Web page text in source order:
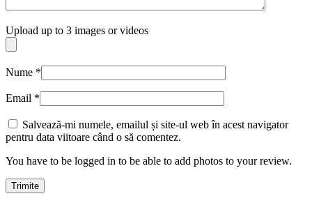
Upload up to 3 images or videos
Nume *
Email *
Salvează-mi numele, emailul și site-ul web în acest navigator
pentru data viitoare când o să comentez.
You have to be logged in to be able to add photos to your review.